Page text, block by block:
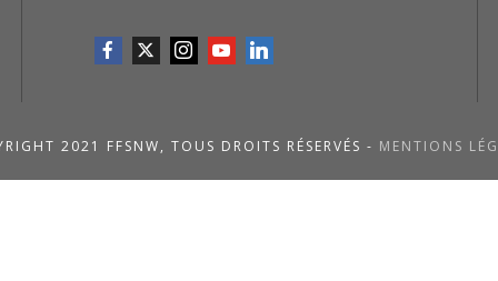
2021 FFSNW, TOUS DROITS RÉSERVÉS - MENTIONS